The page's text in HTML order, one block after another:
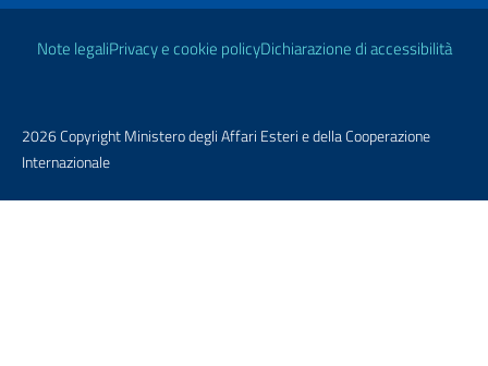
Link Utili
Note legaliPrivacy e cookie policyDichiarazione di accessibilità
2026 Copyright Ministero degli Affari Esteri e della Cooperazione
Internazionale